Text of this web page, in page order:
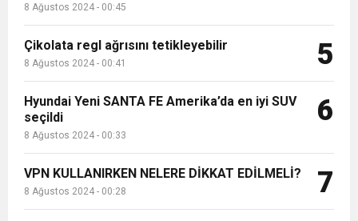
8 Ağustos 2024 - 00:45
Çikolata regl ağrısını tetikleyebilir
8 Ağustos 2024 - 00:41 5
Hyundai Yeni SANTA FE Amerika’da en iyi SUV
seçildi
8 Ağustos 2024 - 00:33
6
VPN KULLANIRKEN NELERE DİKKAT EDİLMELİ?
8 Ağustos 2024 - 00:28 7